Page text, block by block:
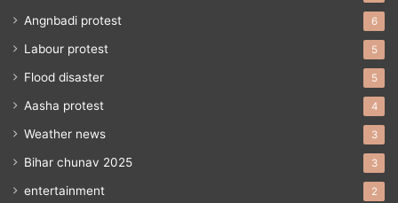
Angnbadi protest 6
Labour protest 5
Flood disaster 5
Aasha protest 4
Weather news 3
Bihar chunav 2025 3
entertainment 2